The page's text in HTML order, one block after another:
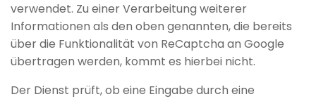
verwendet. Zu einer Verarbeitung weiterer
Informationen als den oben genannten, die bereits
über die Funktionalität von ReCaptcha an Google
übertragen werden, kommt es hierbei nicht.
Der Dienst prüft, ob eine Eingabe durch eine